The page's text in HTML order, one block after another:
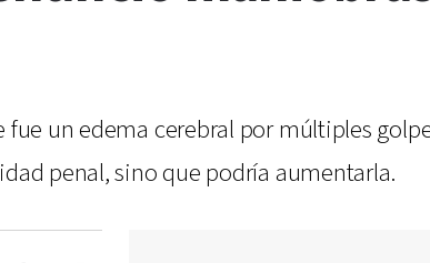
un edema cerebral por múltiples
penal, sino que podría aumentarla.